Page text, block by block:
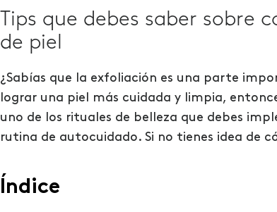
Tips que debes saber sobre
de piel
¿Sabías que la exfoliación es una parte
lograr una piel más cuidada y limpia,
uno de los rituales de belleza que debes
rutina de autocuidado. Si no tienes idea de
Índice